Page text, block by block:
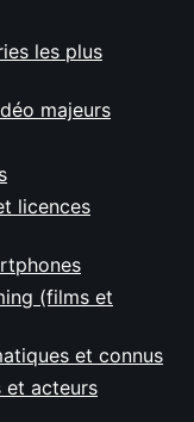
les plus
majeurs
licences
(films et
et connus
et acteurs